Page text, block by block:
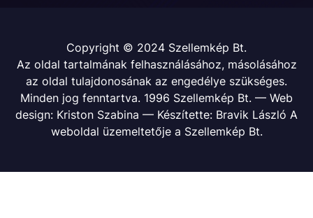
Copyright © 2024 Szellemkép Bt.
Az oldal tartalmának felhasználásához, másolásához
az oldal tulajdonosának az engedélye szükséges.
Minden jog fenntartva. 1996 Szellemkép Bt. — Web
design: Kriston Szabina — Készítette: Bravik László A
weboldal üzemeltetője a Szellemkép Bt.